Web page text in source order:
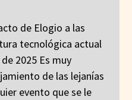
de Elogio a las
tecnológica actual
2025 Es muy
de las lejanías
evento que se le